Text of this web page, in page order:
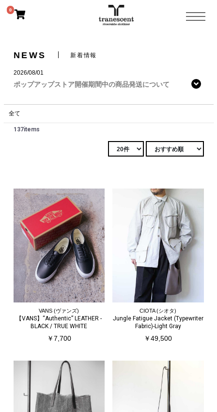
0
NEWS 新着情報
2026/08/01
ポップアップストア開催期間中の商品発送について
全て
137items
VANS (ヴァンズ)
【VANS】“Authentic” LEATHER -
BLACK / TRUE WHITE
￥7,700
CIOTA (シオタ)
Jungle Fatigue Jacket (Typewriter
Fabric)-Light Gray
￥49,500